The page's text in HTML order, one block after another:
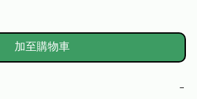
加至購物車
−